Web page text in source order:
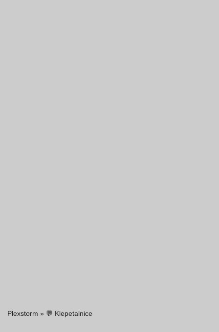
Plexstorm » 💬 Klepetalnice